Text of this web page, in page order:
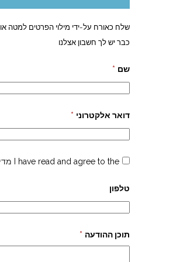
שלח כאורח על-ידי מילוי הפרטים למטה או
כבר יש לך חשבון אצלנו
שם *
דואר אלקטרוני *
I have read and agree to the
טלפון
תוכן ההודעה *